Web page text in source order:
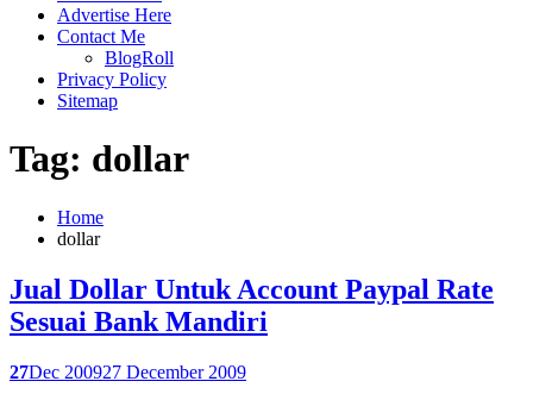
Advertise Here
Contact Me
BlogRoll
Privacy Policy
Sitemap
Tag: dollar
Home
dollar
Jual Dollar Untuk Account Paypal Rate
Sesuai Bank Mandiri
27Dec 200927 December 2009